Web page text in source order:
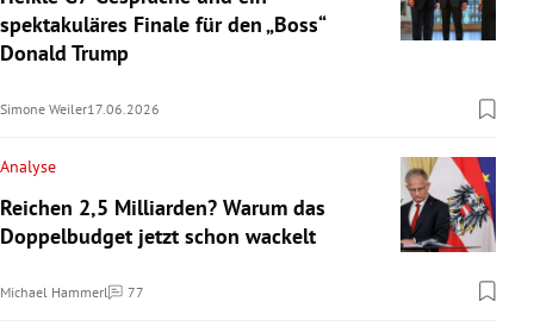
spektakuläres Finale für den „Boss“
Donald Trump
Simone Weiler17.06.2026
Analyse
Reichen 2,5 Milliarden? Warum das
Doppelbudget jetzt schon wackelt
Michael Hammerl 77
Kommentare